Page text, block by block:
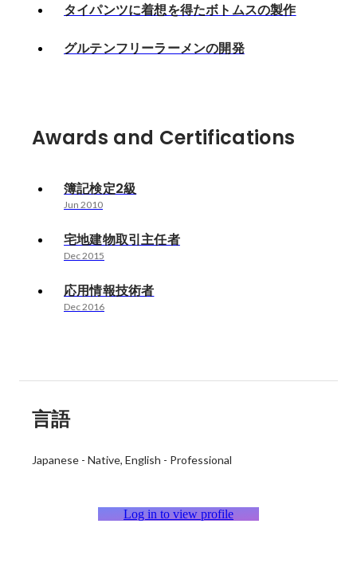
タイパンツに着想を得たボトムスの製作
グルテンフリーラーメンの開発
Awards and Certifications
簿記検定2級
Jun 2010
宅地建物取引主任者
Dec 2015
応用情報技術者
Dec 2016
言語
Japanese - Native English - Professional
Log in to view profile